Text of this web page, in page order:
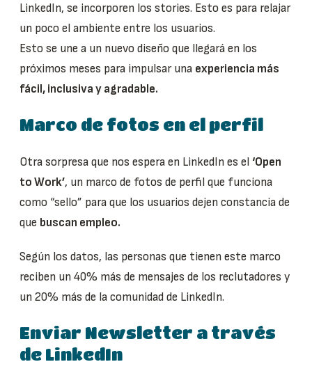
LinkedIn, se incorporen los stories. Esto es para relajar
un poco el ambiente entre los usuarios.
Esto se une a un nuevo diseño que llegará en los
próximos meses para impulsar una experiencia más
fácil, inclusiva y agradable.
Marco de fotos en el perfil
Otra sorpresa que nos espera en LinkedIn es el ‘Open
to Work’, un marco de fotos de perfil que funciona
como “sello” para que los usuarios dejen constancia de
que buscan empleo.
Según los datos, las personas que tienen este marco
reciben un 40% más de mensajes de los reclutadores y
un 20% más de la comunidad de LinkedIn.
Enviar Newsletter a través
de LinkedIn